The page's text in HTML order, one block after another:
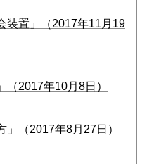
装置」（2017年11月19
2017年10月8日）
（2017年8月27日）